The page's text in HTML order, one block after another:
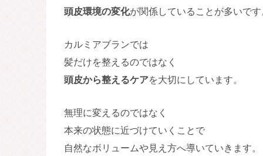
頭皮環境の変化が関係していることが多いです
カルミアブランでは
髪だけを整えるのではなく
頭皮から整えるケアを大切にしています。
無理に変えるのではなく
本来の状態に近づけていくことで
自然なボリュームや見え方へ導いていきます。